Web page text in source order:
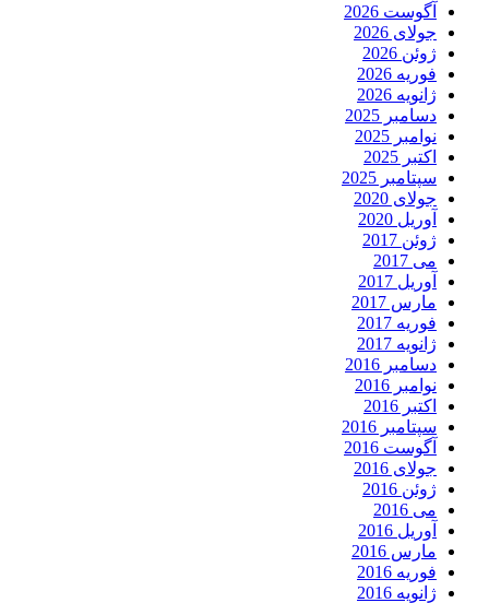
آگوست 2026
جولای 2026
ژوئن 2026
فوریه 2026
ژانویه 2026
دسامبر 2025
نوامبر 2025
اکتبر 2025
سپتامبر 2025
جولای 2020
آوریل 2020
ژوئن 2017
می 2017
آوریل 2017
مارس 2017
فوریه 2017
ژانویه 2017
دسامبر 2016
نوامبر 2016
اکتبر 2016
سپتامبر 2016
آگوست 2016
جولای 2016
ژوئن 2016
می 2016
آوریل 2016
مارس 2016
فوریه 2016
ژانویه 2016